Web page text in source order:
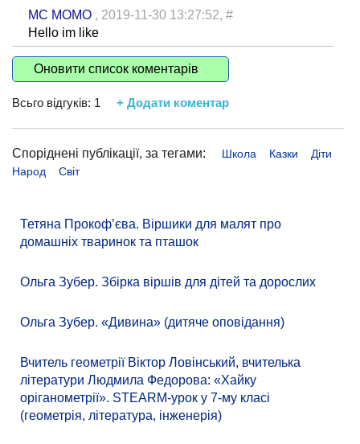
MC MOMO , 2019-11-30 13:27:52, #
Hello im like
Оновити список коментарів
Всьго відгуків: 1 + Додати коментар
Споріднені публікації, за тегами: Школа Казки
Діти
Народ
Світ
Тетяна Прокоф’єва. Віршики для малят про
домашніх тваринок та пташок
Ольга Зубер. Збірка віршів для дітей та дорослих
Ольга Зубер. «Дивина» (дитяче оповідання)
Вчитель геометрії Віктор Ловінський, вчителька
літератури Людмила Федорова: «Хайку
оріганометрії». STEARM-урок у 7-му класі
(геометрія, література, інженерія)